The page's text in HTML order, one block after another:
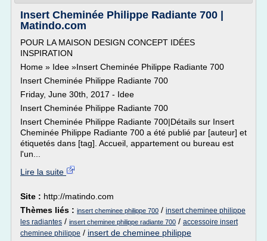
Insert Cheminée Philippe Radiante 700 |
Matindo.com
POUR LA MAISON DESIGN CONCEPT IDÉES
INSPIRATION
Home » Idee »Insert Cheminée Philippe Radiante 700
Insert Cheminée Philippe Radiante 700
Friday, June 30th, 2017 - Idee
Insert Cheminée Philippe Radiante 700
Insert Cheminée Philippe Radiante 700|Détails sur Insert
Cheminée Philippe Radiante 700 a été publié par [auteur] et
étiquetés dans [tag]. Accueil, appartement ou bureau est
l'un...
Lire la suite
Site : http://matindo.com
Thèmes liés : insert cheminee philippe 700 / insert cheminee philippe
les radiantes / insert cheminee philippe radiante 700 / accessoire insert
cheminee philippe / insert de cheminee philippe